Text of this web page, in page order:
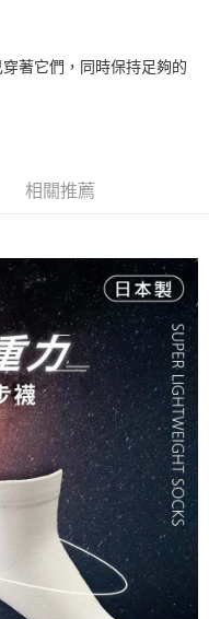
會自動跳轉到大哥付的交易
審核未通過，訂單將自動取
哥付你分期系統評分，恕無
」於每月結算日後寄送繳費提
碼／台灣大直營門市／銀行轉
。
下簡稱本公司）所提供，讓
，並由商店將買賣／分期付款
帳單繳交帳款。
係目的，商店將以您的個人
大進項蒐集、處理及利用，
認、核對及更正。
oppay.tw/userRule
值。
。
將跳轉至「AFTEE先享後付」
完成結帳。
。
中的連結，可透過四大超商／
為交易完成。
但若您需要取消訂單，請聯絡
視為有效，需透過AFTEE先享
帳頁面顯示為準，若有關於
問，請聯繫「AFTEE先享後付
support/home
著它們，同時保持足夠的
相關推薦